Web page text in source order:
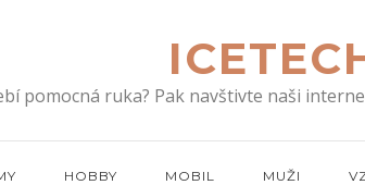
pomocná ruka? Pak navštivte naši
HOBBY MOBIL MUŽI